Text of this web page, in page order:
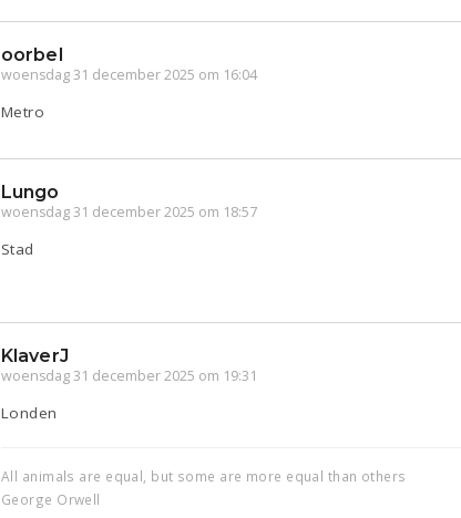
oorbel
woensdag 31 december 2025 om 16:04
Metro
Lungo
woensdag 31 december 2025 om 18:57
Stad
KlaverJ
woensdag 31 december 2025 om 19:31
Londen
All animals are equal, but some are more equal than others
George Orwell